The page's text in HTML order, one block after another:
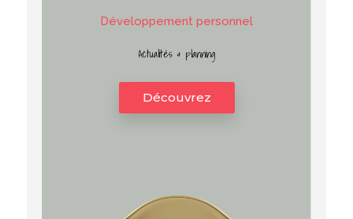
Développement personnel
Actualités & planning
Découvrez